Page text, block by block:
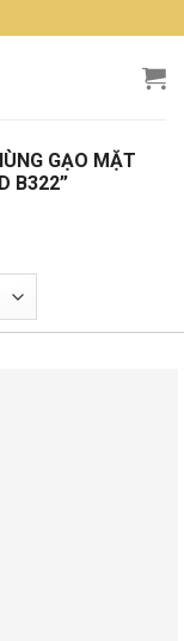
GẠO MẶT
B322”